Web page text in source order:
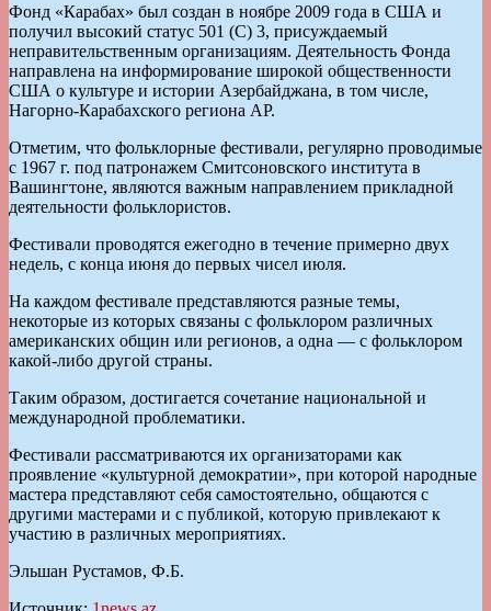
Фонд «Карабах» был создан в ноябре 2009 года в США и
получил высокий статус 501 (С) 3, присуждаемый
неправительственным организациям. Деятельность Фонда
направлена на информирование широкой общественности
США о культуре и истории Азербайджана, в том числе,
Нагорно-Карабахского региона АР.
Отметим, что фольклорные фестивали, регулярно проводимые
с 1967 г. под патронажем Смитсоновского института в
Вашингтоне, являются важным направлением прикладной
деятельности фольклористов.
Фестивали проводятся ежегодно в течение примерно двух
недель, с конца июня до первых чисел июля.
На каждом фестивале представляются разные темы,
некоторые из которых связаны с фольклором различных
американских общин или регионов, а одна — с фольклором
какой-либо другой страны.
Таким образом, достигается сочетание национальной и
международной проблематики.
Фестивали рассматриваются их организаторами как
проявление «культурной демократии», при которой народные
мастера представляют себя самостоятельно, общаются с
другими мастерами и с публикой, которую привлекают к
участию в различных мероприятиях.
Эльшан Рустамов, Ф.Б.